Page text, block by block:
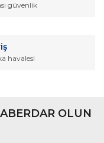
güvenlik
havalesi
OLUN